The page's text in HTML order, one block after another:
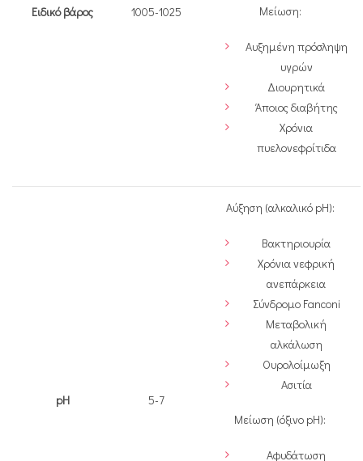
Ειδικό βάρος 1005-1025 Μείωση:
Αυξημένη πρόσληψη
υγρών
Διουρητικά
Άποιος διαβήτης
Χρόνια
πυελονεφρίτιδα
pH 5-7
Αύξηση (αλκαλικό pH):
Βακτηριουρία
Χρόνια νεφρική
ανεπάρκεια
Σύνδρομο Fanconi
Μεταβολική
αλκάλωση
Ουρολοίμωξη
Ασιτία
Μείωση (όξινο pH):
Αφυδάτωση